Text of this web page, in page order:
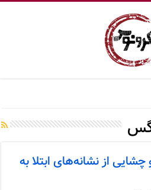
از نشانه‌های ابتلا به